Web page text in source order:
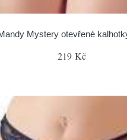
Mystery otevřené
219 Kč